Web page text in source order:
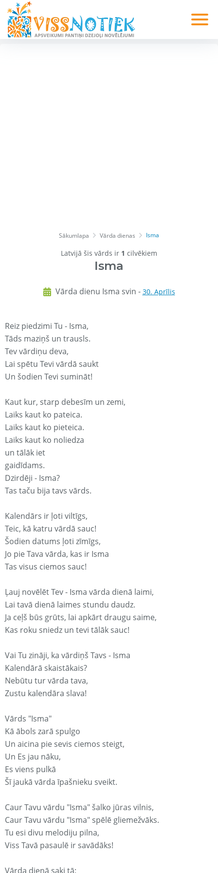
Sākumlapa Vārda dienas Isma
Latvijā šis vārds ir 1 cilvēkiem
Isma
Vārda dienu Isma svin - 30. Aprīlis
Reiz piedzimi Tu - Isma,
Tāds maziņš un trausls.
Tev vārdiņu deva,
Lai spētu Tevi vārdā saukt
Un šodien Tevi sumināt!
Kaut kur, starp debesīm un zemi,
Laiks kaut ko pateica.
Laiks kaut ko pieteica.
Laiks kaut ko noliedza
un tālāk iet
gaidīdams.
Dzirdēji - Isma?
Tas taču bija tavs vārds.
Kalendārs ir ļoti viltīgs,
Teic, kā katru vārdā sauc!
Šodien datums ļoti zīmīgs,
Jo pie Tava vārda, kas ir Isma
Tas visus ciemos sauc!
Ļauj novēlēt Tev - Isma vārda dienā laimi,
Lai tavā dienā laimes stundu daudz.
Ja ceļš būs grūts, lai apkārt draugu saime,
Kas roku sniedz un tevi tālāk sauc!
Vai Tu zināji, ka vārdiņš Tavs - Isma
Kalendārā skaistākais?
Nebūtu tur vārda tava,
Zustu kalendāra slava!
Vārds "Isma"
Kā ābols zarā spulgo
Un aicina pie sevis ciemos steigt,
Un Es jau nāku,
Es viens pulkā
Šī jaukā vārda īpašnieku sveikt.
Caur Tavu vārdu "Isma" šalko jūras vilnis,
Caur Tavu vārdu "Isma" spēlē gliemežvāks.
Tu esi divu melodiju pilna,
Viss Tavā pasaulē ir savādāks!
Vārda dienā saki tā: